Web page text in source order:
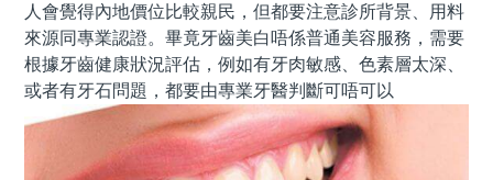
人會覺得內地價位比較親民，但都要注意診所背景、用料
來源同專業認證。畢竟牙齒美白唔係普通美容服務，需要
根據牙齒健康狀況評估，例如有牙肉敏感、色素層太深、
或者有牙石問題，都要由專業牙醫判斷可唔可以